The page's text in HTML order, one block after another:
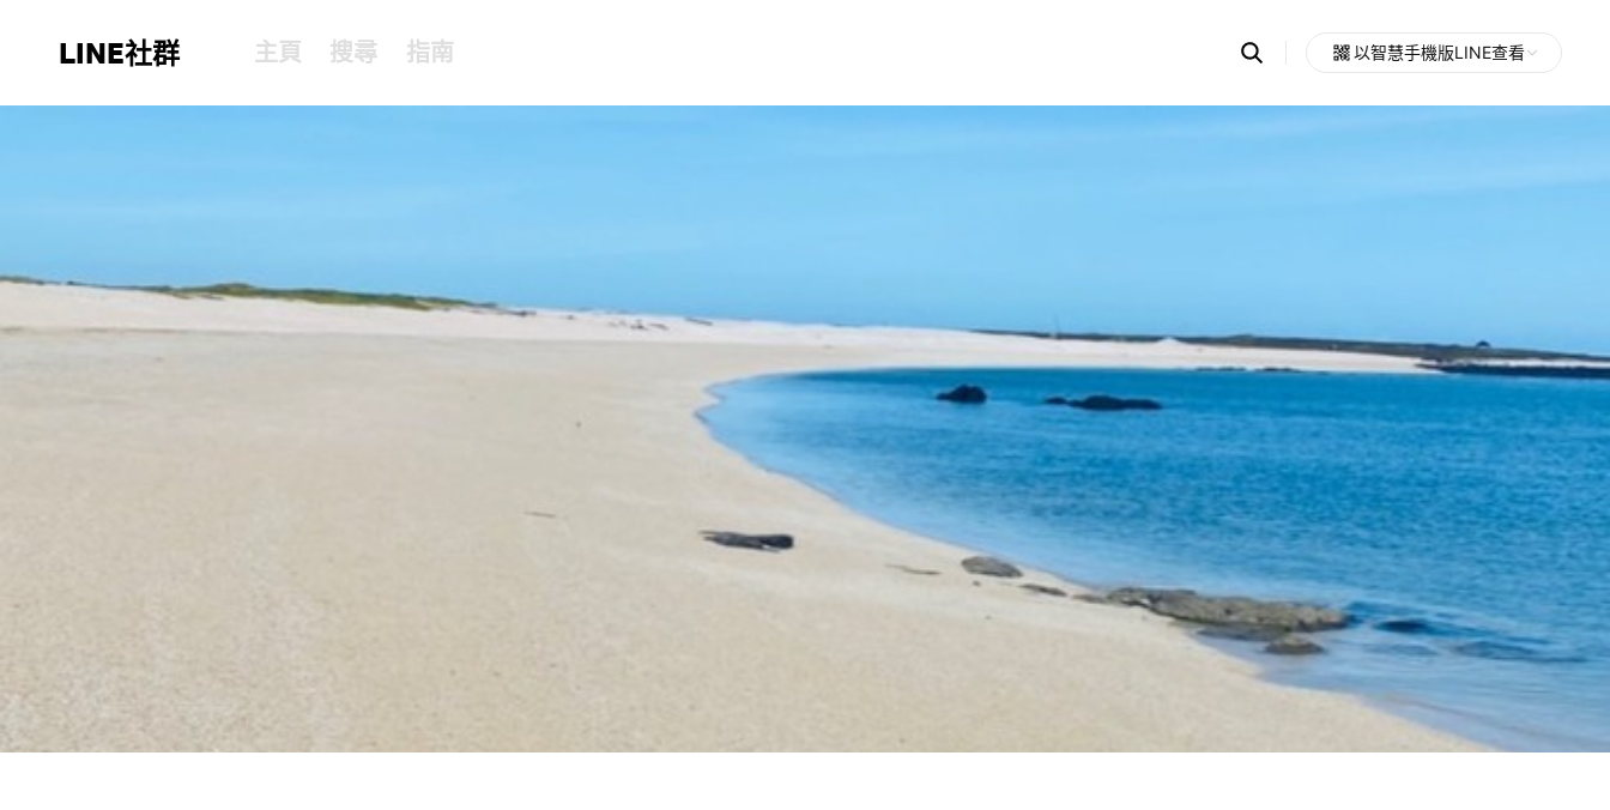
LINE社群 主頁 搜尋 指南 Search
OpenChats
messages
search
以智慧手機版LINE查看